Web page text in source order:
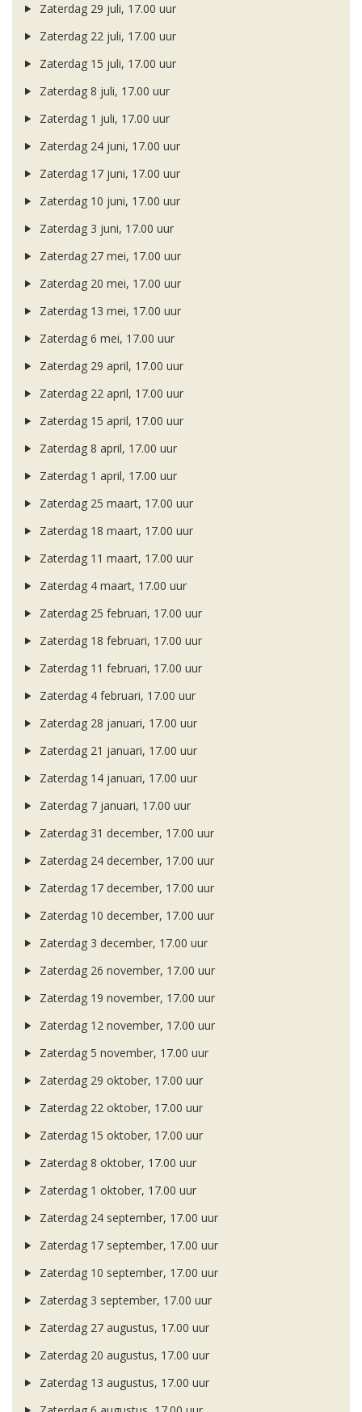
Zaterdag 29 juli, 17.00 uur
Zaterdag 22 juli, 17.00 uur
Zaterdag 15 juli, 17.00 uur
Zaterdag 8 juli, 17.00 uur
Zaterdag 1 juli, 17.00 uur
Zaterdag 24 juni, 17.00 uur
Zaterdag 17 juni, 17.00 uur
Zaterdag 10 juni, 17.00 uur
Zaterdag 3 juni, 17.00 uur
Zaterdag 27 mei, 17.00 uur
Zaterdag 20 mei, 17.00 uur
Zaterdag 13 mei, 17.00 uur
Zaterdag 6 mei, 17.00 uur
Zaterdag 29 april, 17.00 uur
Zaterdag 22 april, 17.00 uur
Zaterdag 15 april, 17.00 uur
Zaterdag 8 april, 17.00 uur
Zaterdag 1 april, 17.00 uur
Zaterdag 25 maart, 17.00 uur
Zaterdag 18 maart, 17.00 uur
Zaterdag 11 maart, 17.00 uur
Zaterdag 4 maart, 17.00 uur
Zaterdag 25 februari, 17.00 uur
Zaterdag 18 februari, 17.00 uur
Zaterdag 11 februari, 17.00 uur
Zaterdag 4 februari, 17.00 uur
Zaterdag 28 januari, 17.00 uur
Zaterdag 21 januari, 17.00 uur
Zaterdag 14 januari, 17.00 uur
Zaterdag 7 januari, 17.00 uur
Zaterdag 31 december, 17.00 uur
Zaterdag 24 december, 17.00 uur
Zaterdag 17 december, 17.00 uur
Zaterdag 10 december, 17.00 uur
Zaterdag 3 december, 17.00 uur
Zaterdag 26 november, 17.00 uur
Zaterdag 19 november, 17.00 uur
Zaterdag 12 november, 17.00 uur
Zaterdag 5 november, 17.00 uur
Zaterdag 29 oktober, 17.00 uur
Zaterdag 22 oktober, 17.00 uur
Zaterdag 15 oktober, 17.00 uur
Zaterdag 8 oktober, 17.00 uur
Zaterdag 1 oktober, 17.00 uur
Zaterdag 24 september, 17.00 uur
Zaterdag 17 september, 17.00 uur
Zaterdag 10 september, 17.00 uur
Zaterdag 3 september, 17.00 uur
Zaterdag 27 augustus, 17.00 uur
Zaterdag 20 augustus, 17.00 uur
Zaterdag 13 augustus, 17.00 uur